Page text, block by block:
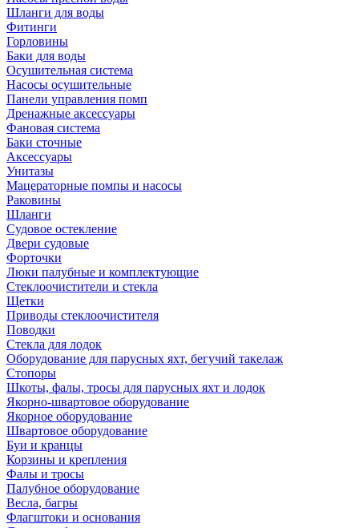
Шланги для воды
Фитинги
Горловины
Баки для воды
Осушительная система
Насосы осушительные
Панели управления помп
Дренажные аксессуары
Фановая система
Баки сточные
Аксессуары
Унитазы
Мацераторные помпы и насосы
Раковины
Шланги
Судовое остекление
Двери судовые
Форточки
Люки палубные и комплектующие
Стеклоочистители и стекла
Щетки
Приводы стеклоочистителя
Поводки
Стекла для лодок
Оборудование для парусных яхт, бегучий такелаж
Стопоры
Шкоты, фалы, тросы для парусных яхт и лодок
Якорно-швартовое оборудование
Якорное оборудование
Швартовое оборудование
Буи и кранцы
Корзины и крепления
Фалы и тросы
Палубное оборудование
Весла, багры
Флагштоки и основания